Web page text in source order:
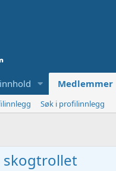
Medlemmer
Søk i profilinnlegg
skogtrollet